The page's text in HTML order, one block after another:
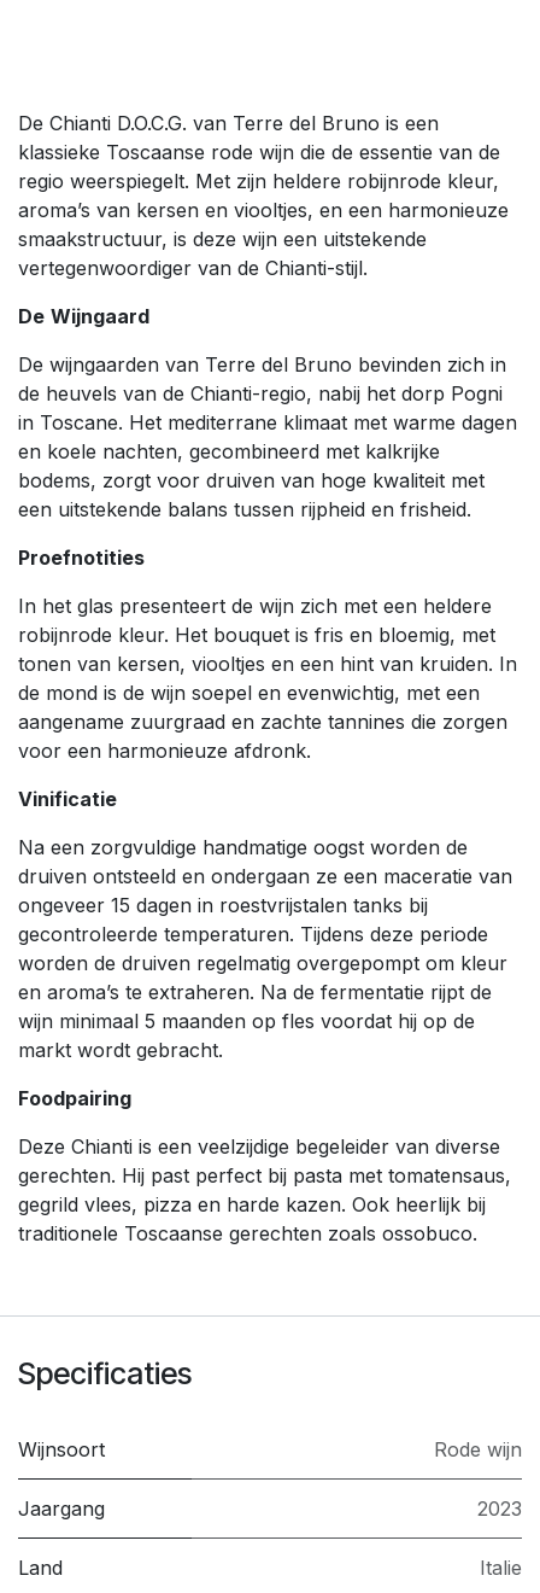
De Chianti D.O.C.G. van Terre del Bruno is een
klassieke Toscaanse rode wijn die de essentie van de
regio weerspiegelt. Met zijn heldere robijnrode kleur,
aroma’s van kersen en viooltjes, en een harmonieuze
smaakstructuur, is deze wijn een uitstekende
vertegenwoordiger van de Chianti-stijl.
De Wijngaard
De wijngaarden van Terre del Bruno bevinden zich in
de heuvels van de Chianti-regio, nabij het dorp Pogni
in Toscane. Het mediterrane klimaat met warme dagen
en koele nachten, gecombineerd met kalkrijke
bodems, zorgt voor druiven van hoge kwaliteit met
een uitstekende balans tussen rijpheid en frisheid.
Proefnotities
In het glas presenteert de wijn zich met een heldere
robijnrode kleur. Het bouquet is fris en bloemig, met
tonen van kersen, viooltjes en een hint van kruiden. In
de mond is de wijn soepel en evenwichtig, met een
aangename zuurgraad en zachte tannines die zorgen
voor een harmonieuze afdronk.
Vinificatie
Na een zorgvuldige handmatige oogst worden de
druiven ontsteeld en ondergaan ze een maceratie van
ongeveer 15 dagen in roestvrijstalen tanks bij
gecontroleerde temperaturen. Tijdens deze periode
worden de druiven regelmatig overgepompt om kleur
en aroma’s te extraheren. Na de fermentatie rijpt de
wijn minimaal 5 maanden op fles voordat hij op de
markt wordt gebracht.
Foodpairing
Deze Chianti is een veelzijdige begeleider van diverse
gerechten. Hij past perfect bij pasta met tomatensaus,
gegrild vlees, pizza en harde kazen. Ook heerlijk bij
traditionele Toscaanse gerechten zoals ossobuco.
Specificaties
Wijnsoort Rode wijn
Jaargang 2023
Land Italie